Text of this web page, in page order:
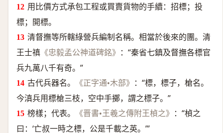
用比價方式承包工程或買賣貨物的手續：招標；投
標；開標。
清督撫等所轄綠營兵編制名稱。相當於後來的團。清
王士禛 《忠毅孟公神道碑銘》
：“秦省七鎮及督撫各標官
兵九萬八千有奇。”
古代兵器名。
《正字通•木部》
：“標，標子，槍名。
今滇兵用標槍三枝，空中手擲，謂之標子。”
榜樣；代表。
《晋書•王羲之傳附王楨之》
：“楨之
曰：‘亡叔一時之標，公是千載之英。’”